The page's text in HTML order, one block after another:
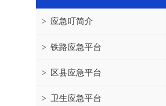
> 应急叮简介
> 铁路应急平台
> 区县应急平台
> 卫生应急平台